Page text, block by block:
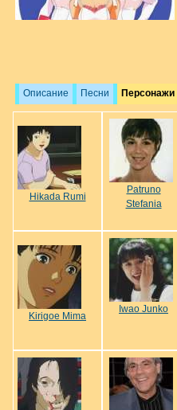
Описание Песни Персонажи
Hikada Rumi
Patruno
Stefania
Kirigoe Mima
Iwao Junko